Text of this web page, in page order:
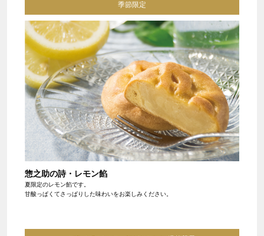
季節限定
惣之助の詩・レモン餡
夏限定のレモン餡です。
甘酸っぱくてさっぱりした味わいをお楽しみください。